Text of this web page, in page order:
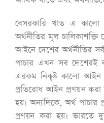
বেসরকারি খাত এ কালো
অর্থনীতির মূল
আইনে দেশের অর্থনীতির
পাচার এখন সব দেশেরই
এরকম নিকৃষ্ট কালো আইন
প্রতিরোধ আইন প্রণয়ন
হয়। অন্যদিকে, অর্থ
প্রণয়ন করা হয়। ভারতে